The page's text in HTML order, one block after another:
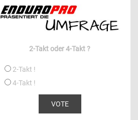
2-Takt oder 4-Takt ?
2-Takt !
4-Takt !